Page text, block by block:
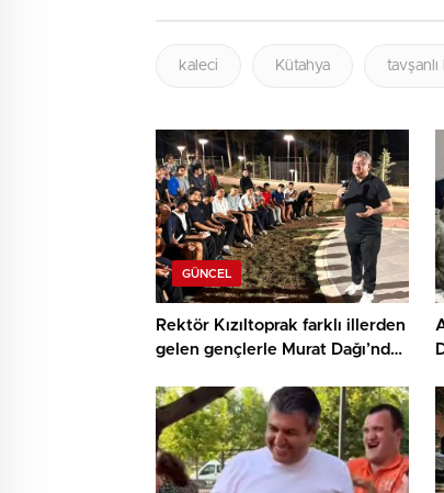
kaleci Kütahya
GÜNCEL
Rektör Kızıltoprak farklı illerden
gelen gençlerle Murat Dağı’nda